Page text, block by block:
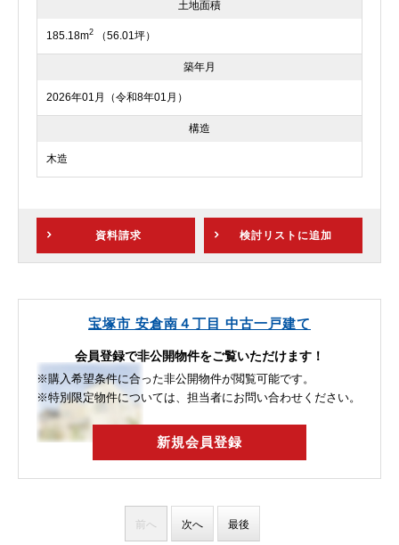
土地面積
185.18m2 （56.01坪）
築年月
2026年01月（令和8年01月）
構造
木造
資料請求 検討リスト に追加
宝塚市 安倉南４丁目 中古一戸建て
会員登録で非公開物件をご覧いただけます！
※購入希望条件に合った非公開物件が閲覧可能です。
※特別限定物件については、担当者にお問い合わせください。
新規会員登録
前へ 次へ 最後